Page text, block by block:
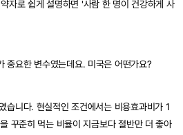
로 쉽게 설명하면 '사람 한 명이 건강하게 사
중요한 변수였는데요. 미국은 어떤가요?
습니다. 현실적인 조건에서는 비용효과비가 1
꾸준히 먹는 비율이 지금보다 절반만 더 좋아